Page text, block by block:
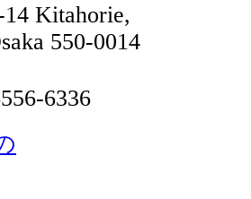
Kitahorie,
550-0014
6336